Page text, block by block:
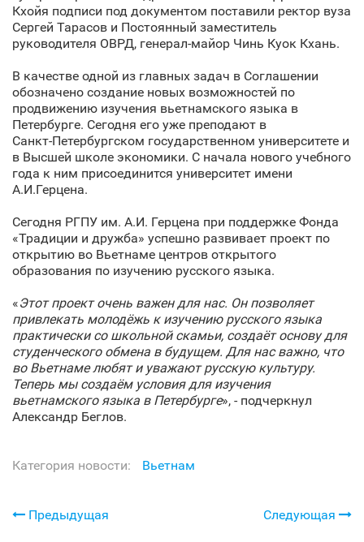
Кхойя подписи под документом поставили ректор вуза
Сергей Тарасов и Постоянный заместитель
руководителя ОВРД, генерал-майор Чинь Куок Кхань.
В качестве одной из главных задач в Соглашении
обозначено создание новых возможностей по
продвижению изучения вьетнамского языка в
Петербурге. Сегодня его уже преподают в
Санкт‑Петербургском государственном университете и
в Высшей школе экономики. С начала нового учебного
года к ним присоединится университет имени
А.И.Герцена.
Сегодня РГПУ им. А.И. Герцена при поддержке Фонда
«Традиции и дружба» успешно развивает проект по
открытию во Вьетнаме центров открытого
образования по изучению русского языка.
«Этот проект очень важен для нас. Он позволяет
привлекать молодёжь к изучению русского языка
практически со школьной скамьи, создаёт основу для
студенческого обмена в будущем. Для нас важно, что
во Вьетнаме любят и уважают русскую культуру.
Теперь мы создаём условия для изучения
вьетнамского языка в Петербурге», - подчеркнул
Александр Беглов.
Категория новости: Вьетнам
Предыдущая Следующая